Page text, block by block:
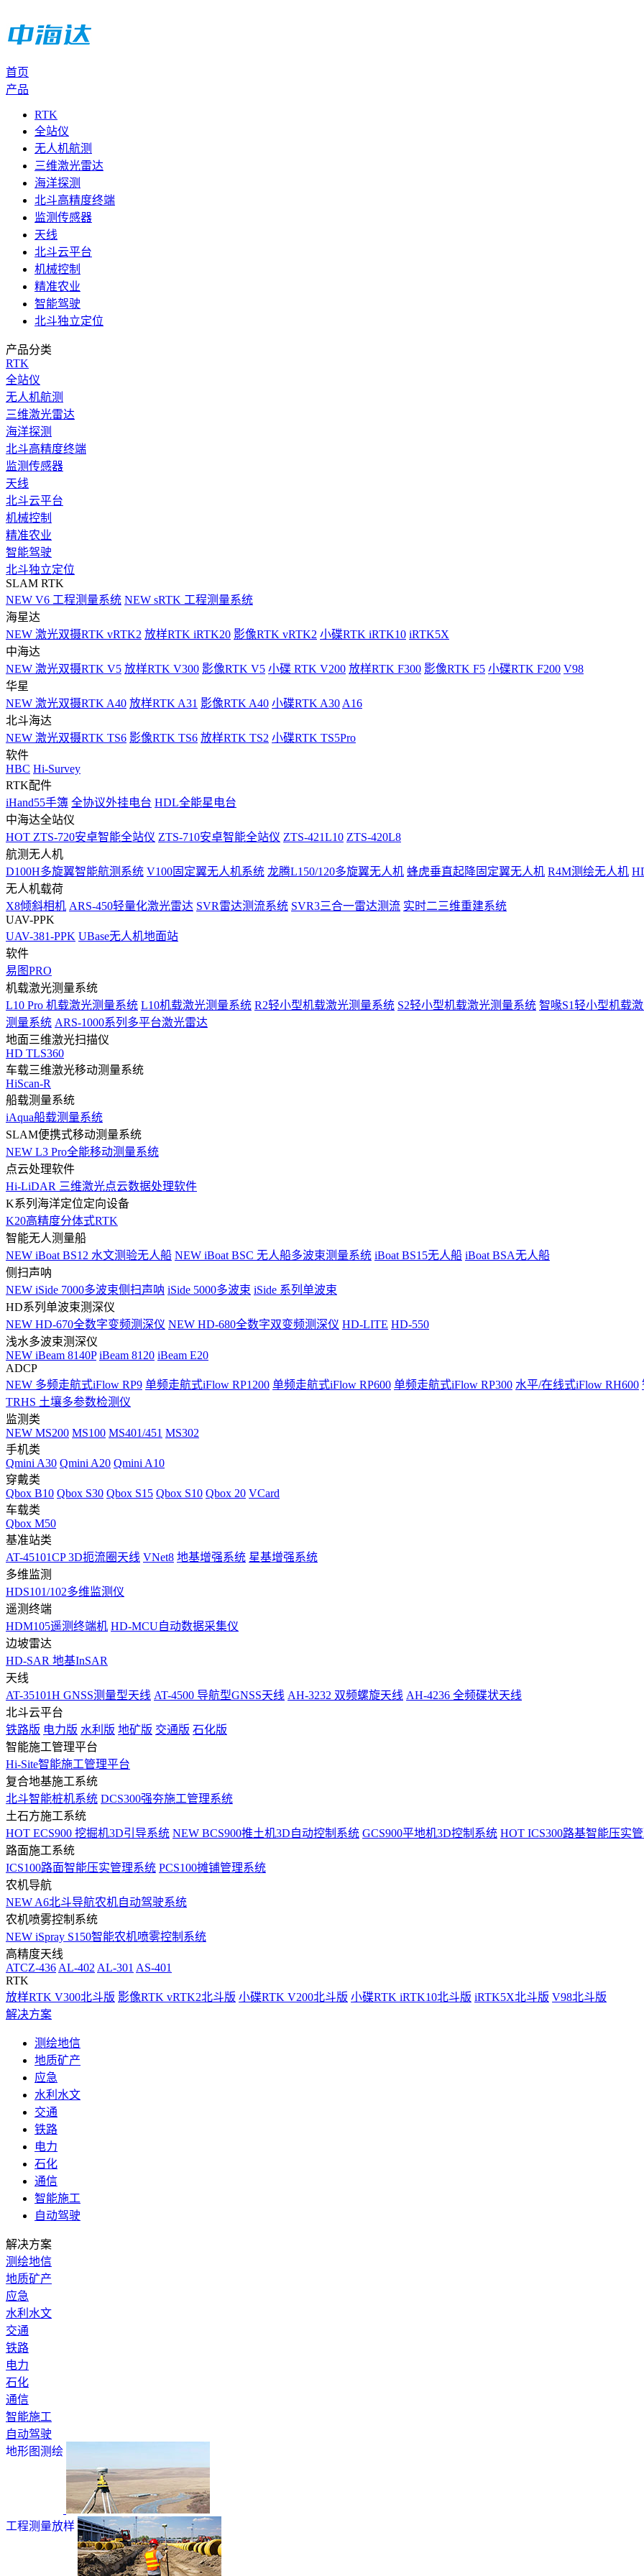
首页
产品
RTK
全站仪
无人机航测
三维激光雷达
海洋探测
北斗高精度终端
监测传感器
天线
北斗云平台
机械控制
精准农业
智能驾驶
北斗独立定位
产品分类
RTK
全站仪
无人机航测
三维激光雷达
海洋探测
北斗高精度终端
监测传感器
天线
北斗云平台
机械控制
精准农业
智能驾驶
北斗独立定位
SLAM RTK
NEW V6 工程测量系统 NEW sRTK 工程测量系统
海星达
NEW 激光双摄RTK vRTK2 放样RTK iRTK20 影像RTK vRTK2 小碟RTK iRTK10 iRTK5X
中海达
NEW 激光双摄RTK V5 放样RTK V300 影像RTK V5 小碟 RTK V200 放样RTK F300 影像RTK F5 小碟RTK F200 V98
华星
NEW 激光双摄RTK A40 放样RTK A31 影像RTK A40 小碟RTK A30 A16
北斗海达
NEW 激光双摄RTK TS6 影像RTK TS6 放样RTK TS2 小碟RTK TS5Pro
软件
HBC Hi-Survey
RTK配件
iHand55手簿 全协议外挂电台 HDL全能星电台
中海达全站仪
HOT ZTS-720安卓智能全站仪 ZTS-710安卓智能全站仪 ZTS-421L10 ZTS-420L8
航测无人机
D100H多旋翼智能航测系统 V100固定翼无人机系统 龙腾L150/120多旋翼无人机 蜂虎垂直起降固定翼无人机 R4M测绘无人机
无人机载荷
X8倾斜相机 ARS-450轻量化激光雷达 SVR雷达测流系统 SVR3三合一雷达测流 实时二三维重建系统
UAV-PPK
UAV-381-PPK UBase无人机地面站
软件
易图PRO
机载激光测量系统
L10 Pro 机载激光测量系统 L10机载激光测量系统 R2轻小型机载激光测量系统 S2轻小型机载激光测量系统 智喙S1轻小型机载
测量系统 ARS-1000系列多平台激光雷达
地面三维激光扫描仪
HD TLS360
车载三维激光移动测量系统
HiScan-R
船载测量系统
iAqua船载测量系统
SLAM便携式移动测量系统
NEW L3 Pro全能移动测量系统
点云处理软件
Hi-LiDAR 三维激光点云数据处理软件
K系列海洋定位定向设备
K20高精度分体式RTK
智能无人测量船
NEW iBoat BS12 水文测验无人船 NEW iBoat BSC 无人船多波束测量系统 iBoat BS15无人船 iBoat BSA无人船
侧扫声呐
NEW iSide 7000多波束侧扫声呐 iSide 5000多波束 iSide 系列单波束
HD系列单波束测深仪
NEW HD-670全数字变频测深仪 NEW HD-680全数字双变频测深仪 HD-LITE HD-550
浅水多波束测深仪
NEW iBeam 8140P iBeam 8120 iBeam E20
ADCP
NEW 多频走航式iFlow RP9 单频走航式iFlow RP1200 单频走航式iFlow RP600 单频走航式iFlow RP300 水平/在线式iFlow RH600
TRHS 土壤多参数检测仪
监测类
NEW MS200 MS100 MS401/451 MS302
手机类
Qmini A30 Qmini A20 Qmini A10
穿戴类
Qbox B10 Qbox S30 Qbox S15 Qbox S10 Qbox 20 VCard
车载类
Qbox M50
基准站类
AT-45101CP 3D扼流圈天线 VNet8 地基增强系统 星基增强系统
多维监测
HDS101/102多维监测仪
遥测终端
HDM105遥测终端机 HD-MCU自动数据采集仪
边坡雷达
HD-SAR 地基InSAR
天线
AT-35101H GNSS测量型天线 AT-4500 导航型GNSS天线 AH-3232 双频螺旋天线 AH-4236 全频碟状天线
北斗云平台
铁路版 电力版 水利版 地矿版 交通版 石化版
智能施工管理平台
Hi-Site智能施工管理平台
复合地基施工系统
北斗智能桩机系统 DCS300强夯施工管理系统
土石方施工系统
HOT ECS900 挖掘机3D引导系统 NEW BCS900推土机3D自动控制系统 GCS900平地机3D控制系统 HOT ICS300路基智能压实
路面施工系统
ICS100路面智能压实管理系统 PCS100摊铺管理系统
农机导航
NEW A6北斗导航农机自动驾驶系统
农机喷雾控制系统
NEW iSpray S150智能农机喷雾控制系统
高精度天线
ATCZ-436 AL-402 AL-301 AS-401
RTK
放样RTK V300北斗版 影像RTK vRTK2北斗版 小碟RTK V200北斗版 小碟RTK iRTK10北斗版 iRTK5X北斗版 V98北斗版
解决方案
测绘地信
地质矿产
应急
水利水文
交通
铁路
电力
石化
通信
智能施工
自动驾驶
解决方案
测绘地信
地质矿产
应急
水利水文
交通
铁路
电力
石化
通信
智能施工
自动驾驶
地形图测绘
工程测量放样